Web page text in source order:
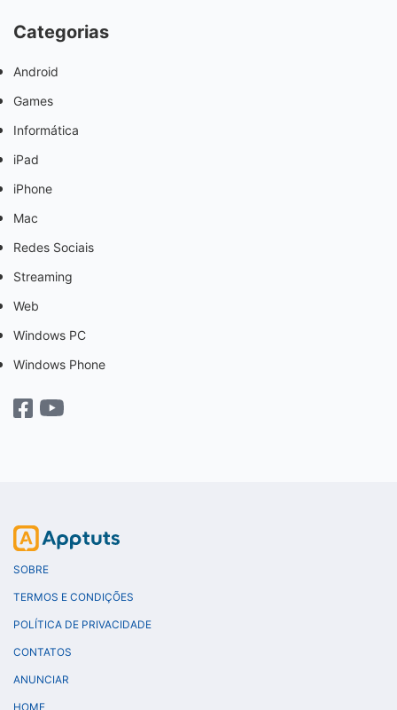
Categorias
Android
Games
Informática
iPad
iPhone
Mac
Redes Sociais
Streaming
Web
Windows PC
Windows Phone
SOBRE
TERMOS E CONDIÇÕES
POLÍTICA DE PRIVACIDADE
CONTATOS
ANUNCIAR
HOME